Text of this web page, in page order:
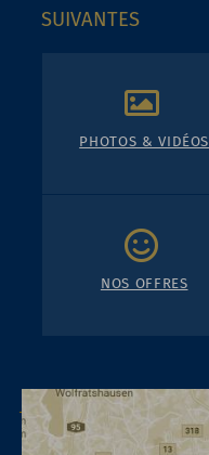
SUIVANTES
PHOTOS & VIDÉOS
NOS OFFRES